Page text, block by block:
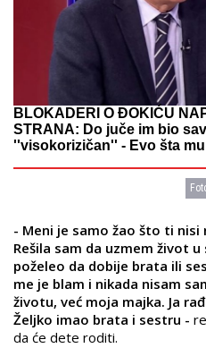
BLOKADERI O ĐOKIĆU
STRANA: Do juče im bio
''visokorizičan'' - Evo šta
- Meni je samo žao što ti
Rešila sam da uzmem život
poželeo da dobije brata ili
me je blam i nikada nisam
životu, već moja majka. Ja
Željko imao brata i sestru -
da će dete roditi.